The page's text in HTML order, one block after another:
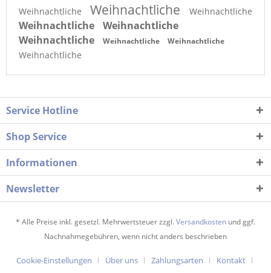
Weihnachtliche Weihnachtliche Weihnachtliche
Weihnachtliche
Weihnachtliche
Weihnachtliche
Weihnachtliche Weihnachtliche
Weihnachtliche
Service Hotline
Shop Service
Informationen
Newsletter
* Alle Preise inkl. gesetzl. Mehrwertsteuer zzgl.Versandkosten und ggf.
Nachnahmegebühren, wenn nicht anders beschrieben
Cookie-Einstellungen Über uns Zahlungsarten Kontakt